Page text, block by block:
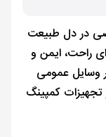
در دل طبیعت
راحت، ایمن و
وسایل عمومی
تجهیزات کمپینگ